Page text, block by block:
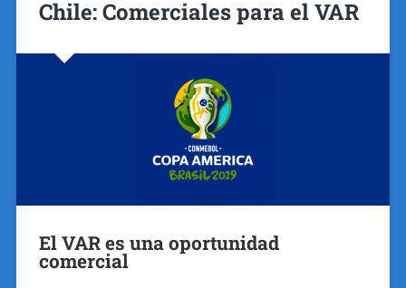
Chile: Comerciales para el VAR
El VAR es una oportunidad
comercial